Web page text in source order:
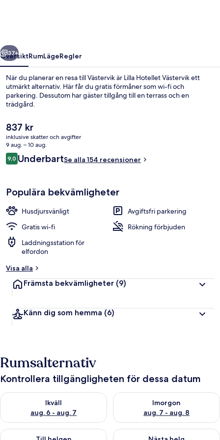
Utsikt från boendet
Nästa
37+
ÖversiktRumLägeRegler
När du planerar en resa till Västervik är Lilla Hotellet Västervik ett
utmärkt alternativ. Här får du gratis förmåner som wi-fi och
parkering. Dessutom har gäster tillgång till en terrass och en
trädgård.
Det
nuvarande
priset
är
837 kr
837 kr
inklusive skatter och avgifter
9 aug. – 10 aug.
Recensioner
9,09,0 av 10,
UnderbartSe alla 154 recensioner
Populära bekvämligheter
Husdjursvänligt
Avgiftsfri parkering
Gratis wi-fi
Rökning förbjuden
Laddningsstation för
elfordon
Visa alla
Främsta bekvämligheter (9)
Känn dig som hemma (6)
Rumsalternativ
Kontrollera tillgängligheten för dessa datum
Ikväll
aug. 6 - aug. 7
Kontrollera tillgängligheten för ikväll aug. 6 - aug. 7
Imorgon
aug. 7 - aug. 8
Kontrollera tillgängligheten
Kontrollera tillgängligheten för den här helgen aug. 7 - aug. 9
Kontrollera tillgängligheten